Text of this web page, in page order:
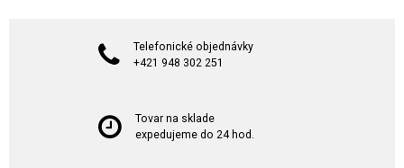
Telefonické objednávky
+421 948 302 251
Tovar na sklade
expedujeme do 24 hod.